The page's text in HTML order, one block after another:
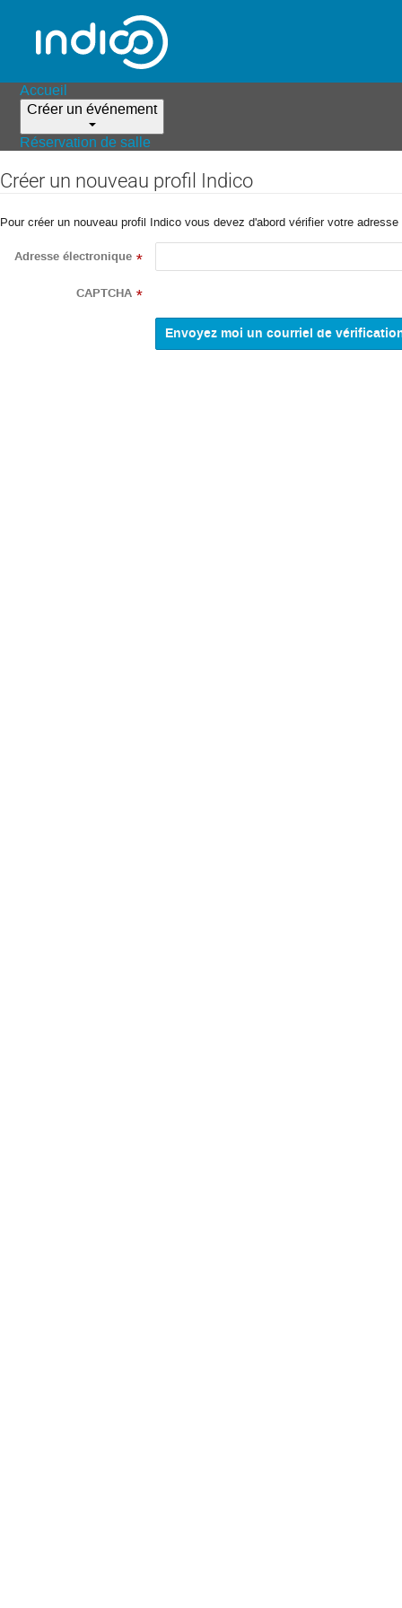
Accueil
Créer un événement
Réservation de salle
Créer un nouveau profil Indico
Pour créer un nouveau profil Indico vous devez d'abord vérifier votre
Adresse électronique *
CAPTCHA *